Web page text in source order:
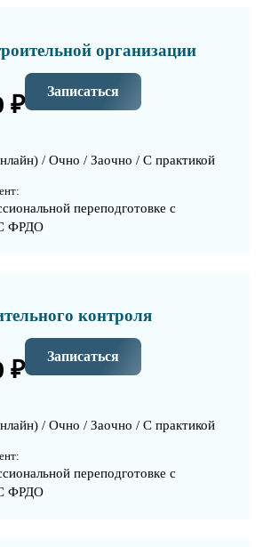
организации
₽ Записаться
/ Очно / Заочно / С практикой
переподготовке с
ФРДО
контроля
₽ Записаться
/ Очно / Заочно / С практикой
переподготовке с
ФРДО